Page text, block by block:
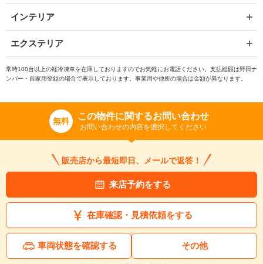
インテリア
エクステリア
常時100台以上の軽冷凍車を在庫しておりますのでお気軽にお電話ください。支払総額は野田ナ
ンバー・自家用登録の場合で表示しております。事業用や他所の場合は金額が異なります。
無料 この物件に関するお問い合わせ
お問い合わせの内容を選択してください
販売店から最短即日、メールで返答！
来店予約をする
在庫確認・見積依頼をする
車両状態を確認する その他